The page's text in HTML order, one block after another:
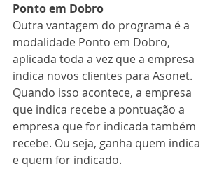
Ponto em Dobro
Outra vantagem do programa é a
modalidade Ponto em Dobro,
aplicada toda a vez que a empresa
indica novos clientes para Asonet.
Quando isso acontece, a empresa
que indica recebe a pontuação a
empresa que for indicada também
recebe. Ou seja, ganha quem indica
e quem for indicado.